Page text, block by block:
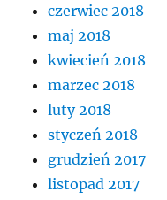
czerwiec 2018
maj 2018
kwiecień 2018
marzec 2018
luty 2018
styczeń 2018
grudzień 2017
listopad 2017